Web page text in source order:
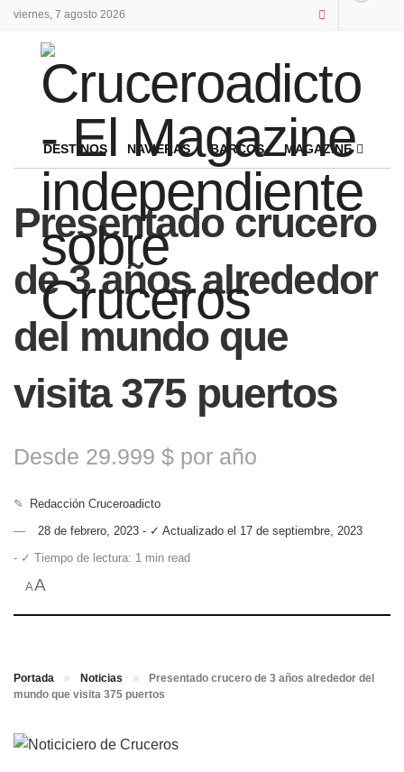
viernes, 7 agosto 2026
DESTINOS NAVIERAS BARCOS MAGAZINE
Presentado crucero
de 3 años alrededor
del mundo que
visita 375 puertos
Desde 29.999 $ por año
✎
Redacción Cruceroadicto
28 de febrero, 2023 - ✓ Actualizado el 17 de septiembre, 2023
- ✓ Tiempo de lectura: 1 min read
AA
Portada » Noticias »
Presentado crucero de 3 años alrededor del
mundo que visita 375 puertos